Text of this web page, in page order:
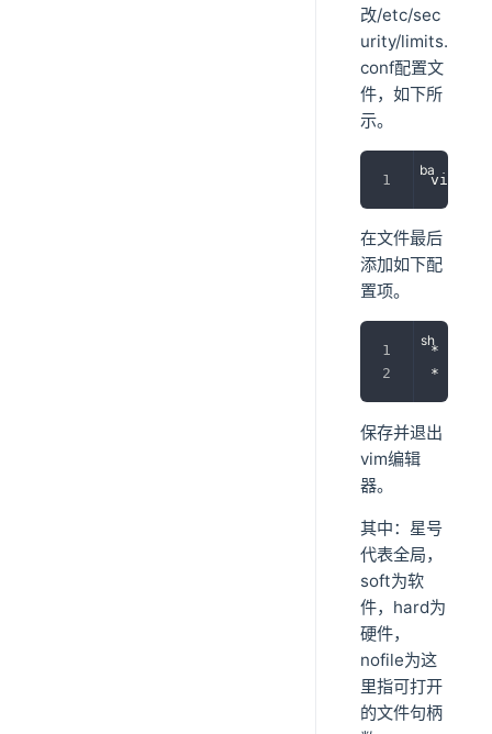
改/etc/sec
urity/limits.
conf配置文
件，如下所
示。
vim /
在文件最后
添加如下配
置项。
* soft
*
保存并退出
vim编辑
器。
其中：星号
代表全局，
soft为软
件，hard为
硬件，
nofile为这
里指可打开
的文件句柄